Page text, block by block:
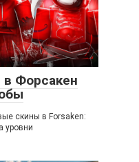
в Форсакен
скины в Forsaken:
уровни